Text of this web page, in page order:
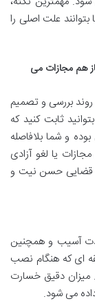
علت اصلی را
هم مجازات می
بررسی و تصمیم
ثابت کنید که
و شما بلافاصله
یا لغو آزادی
قضایی حسن نیت و
آسیب و همچنین
ای که هنگام نصب
میزان دقیق خسارت
می شود.